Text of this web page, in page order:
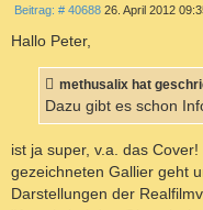
Beitrag: # 40688B
r
a
26. April 2012
Hallo Peter,
methusalix hat
Dazu gibt es schon
ist ja super, v.a. das
gezeichneten Gallier geht
Darstellungen der